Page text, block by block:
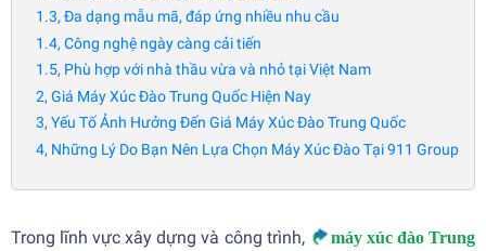
1.3, Đa dạng mẫu mã, đáp ứng nhiều nhu cầu
1.4, Công nghệ ngày càng cải tiến
1.5, Phù hợp với nhà thầu vừa và nhỏ tại Việt Nam
2, Giá Máy Xúc Đào Trung Quốc Hiện Nay
3, Yếu Tố Ảnh Hưởng Đến Giá Máy Xúc Đào Trung Quốc
4, Những Lý Do Bạn Nên Lựa Chọn Máy Xúc Đào Tại 911 Group
Trong lĩnh vực xây dựng và công trình,
máy xúc đào Trung